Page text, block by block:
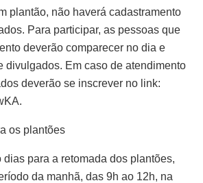
plantão, não haverá cadastramento
Para participar, as pessoas que
deverão comparecer no dia e
divulgados. Em caso de atendimento
deverão se inscrever no link:
os plantões
dias para a retomada dos plantões,
da manhã, das 9h ao 12h, na